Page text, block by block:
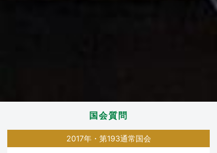
国会質問
2017年・第193通常国会